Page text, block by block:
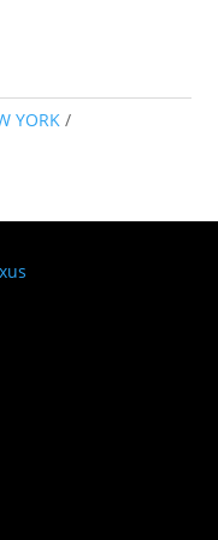
YORK